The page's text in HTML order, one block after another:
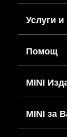
Услуги
Помощ
MINI
MINI за